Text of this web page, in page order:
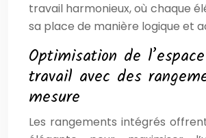
travail harmonieux, où chaque
sa place de manière logique et
Optimisation de
travail avec des
mesure
Les rangements intégrés